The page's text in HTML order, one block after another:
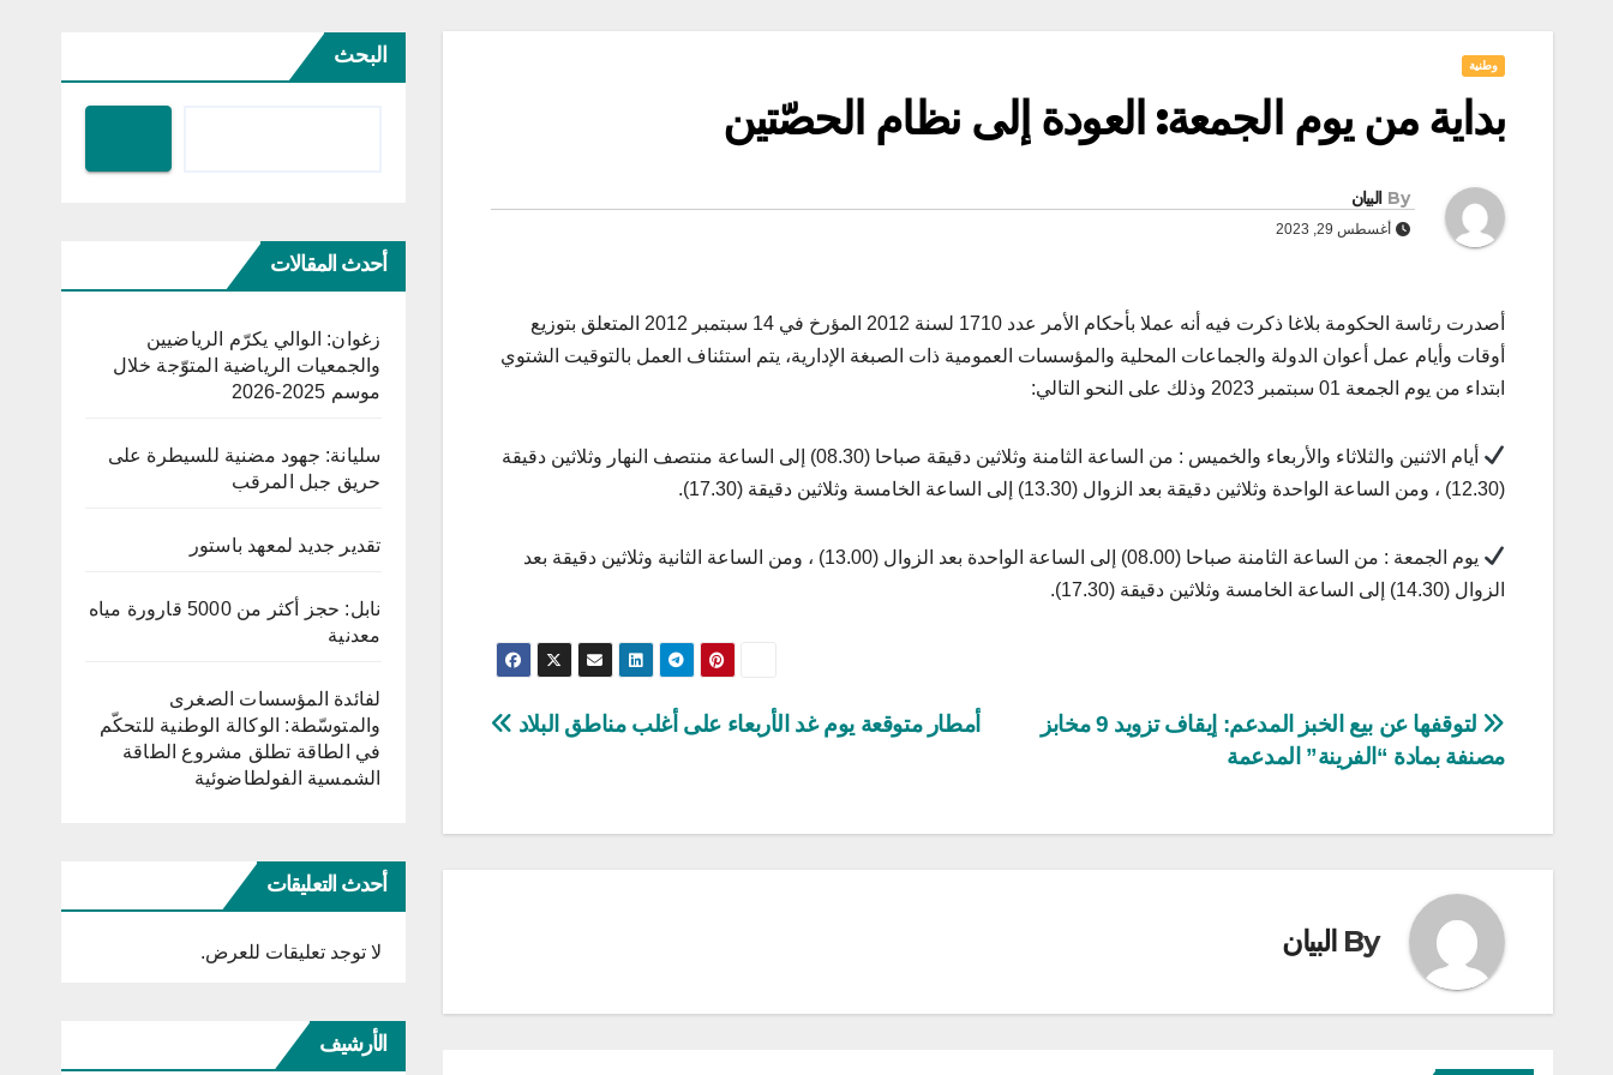
وطنية
بداية من يوم الجمعة: العودة إلى نظام الحصّتين
By البيان
أغسطس 29, 2023
أصدرت رئاسة الحكومة بلاغا ذكرت فيه أنه عملا بأحكام الأمر عدد 1710 لسنة 2012 المؤرخ في 14 سبتمبر 2012 المتعلق بتوزيع
أوقات وأيام عمل أعوان الدولة والجماعات المحلية والمؤسسات العمومية ذات الصبغة الإدارية، يتم استئناف العمل بالتوقيت الشتوي
ابتداء من يوم الجمعة 01 سبتمبر 2023 وذلك على النحو التالي:
أيام الاثنين والثلاثاء والأربعاء والخميس : من الساعة الثامنة وثلاثين دقيقة صباحا (08.30) إلى الساعة منتصف النهار وثلاثين دقيقة
(12.30) ، ومن الساعة الواحدة وثلاثين دقيقة بعد الزوال (13.30) إلى الساعة الخامسة وثلاثين دقيقة (17.30).
يوم الجمعة : من الساعة الثامنة صباحا (08.00) إلى الساعة الواحدة بعد الزوال (13.00) ، ومن الساعة الثانية وثلاثين دقيقة بعد
الزوال (14.30) إلى الساعة الخامسة وثلاثين دقيقة (17.30).
تصفّح
المقالات
أمطار متوقعة يوم غد الأربعاء على أغلب مناطق البلاد
لتوقفها عن بيع الخبز المدعم: إيقاف تزويد 9 مخابز
مصنفة بمادة “الفرينة” المدعمة
By البيان
البحث
أحدث المقالات
زغوان: الوالي يكرّم الرياضيين
والجمعيات الرياضية المتوّجة خلال
موسم 2025-2026
سليانة: جهود مضنية للسيطرة على
حريق جبل المرقب
تقدير جديد لمعهد باستور
نابل: حجز أكثر من 5000 قارورة مياه
معدنية
لفائدة المؤسسات الصغرى
والمتوسّطة: الوكالة الوطنية للتحكّم
في الطاقة تطلق مشروع الطاقة
الشمسية الفولطاضوئية
أحدث التعليقات
لا توجد تعليقات للعرض.
الأرشيف